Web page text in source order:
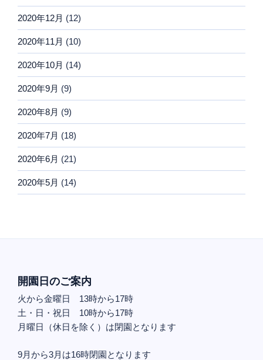
2020年12月 (12)
2020年11月 (10)
2020年10月 (14)
2020年9月 (9)
2020年8月 (9)
2020年7月 (18)
2020年6月 (21)
2020年5月 (14)
開園日のご案内
火から金曜日 13時から17時
土・日・祝日 10時から17時
月曜日（休日を除く）は閉園となります
9月から3月は16時閉園となります